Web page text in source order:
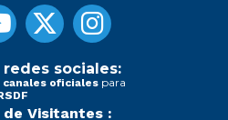
redes sociales:
canales oficiales para
Visitantes :